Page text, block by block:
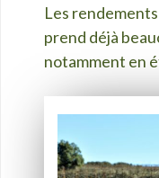
Les
prend déjà
notamment en